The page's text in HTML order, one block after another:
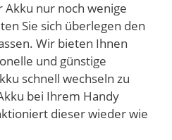
nur noch wenige
Sie sich überlegen den
Wir bieten Ihnen
und günstige
schnell wechseln zu
bei Ihrem Handy
dieser wieder wie